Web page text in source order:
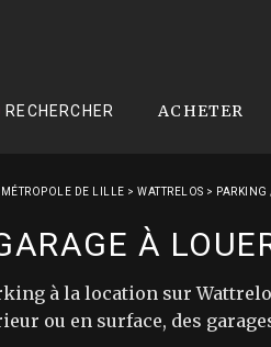
RECHERCHER ACHETER
DE LILLE > WATTRELOS > PARKING
À
à la location sur
ou en surface, des